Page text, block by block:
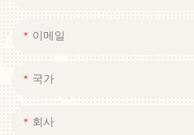
이메일
국가
회사